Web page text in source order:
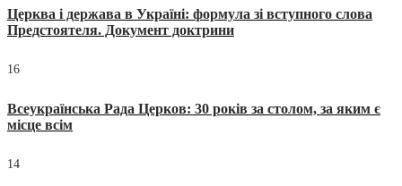
Церква і держава в Україні: формула зі вступного слова
Предстоятеля. Документ доктрини
16
Всеукраїнська Рада Церков: 30 років за столом, за яким є
місце всім
14